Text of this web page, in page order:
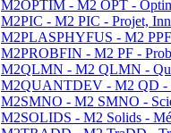
M2OPTIM - M2 OPT -
M2PIC - M2 PIC - Projet,
M2PLASPHYFUS - M2 PPF
M2PROBFIN - M2 PF -
M2QLMN - M2 QLMN -
M2QUANTDEV - M2 QD -
M2SMNO - M2 SMNO -
M2SOLIDS - M2 Solids -